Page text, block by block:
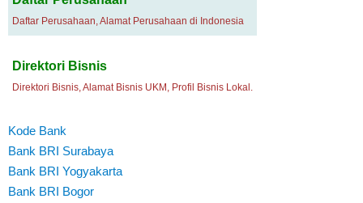
Daftar Perusahaan, Alamat Perusahaan di Indonesia
Direktori Bisnis
Direktori Bisnis, Alamat Bisnis UKM, Profil Bisnis Lokal.
Kode Bank
Bank BRI Surabaya
Bank BRI Yogyakarta
Bank BRI Bogor